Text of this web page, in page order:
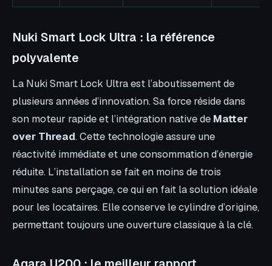
Nuki Smart Lock Ultra : la référence
polyvalente
La Nuki Smart Lock Ultra est l’aboutissement de
plusieurs années d’innovation. Sa force réside dans
son moteur rapide et l’intégration native de Matter
over Thread. Cette technologie assure une
réactivité immédiate et une consommation d’énergie
réduite. L’installation se fait en moins de trois
minutes sans perçage, ce qui en fait la solution idéale
pour les locataires. Elle conserve le cylindre d’origine,
permettant toujours une ouverture classique à la clé.